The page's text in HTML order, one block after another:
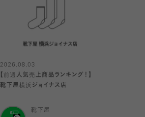
2026.08.03
【前週人気売上商品ランキング！】
靴下屋横浜ジョイナス店
靴下屋